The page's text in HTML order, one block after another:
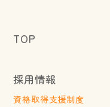
TOP
採用情報
資格取得支援制度